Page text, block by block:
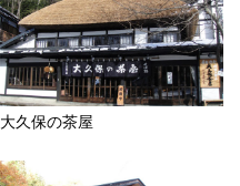
大久保の茶屋